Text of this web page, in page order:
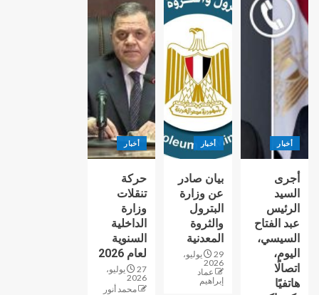
أخبار
أجرى
السيد
الرئيس
عبد الفتاح
السيسي،
اليوم،
اتصالًا
هاتفيًا
أخبار
بيان صادر
عن وزارة
البترول
والثروة
المعدنية
29 يوليو،
2026
عماد
إبراهيم
أخبار
حركة
تنقلات
وزارة
الداخلية
السنوية
لعام 2026
27 يوليو،
2026
محمد أنور